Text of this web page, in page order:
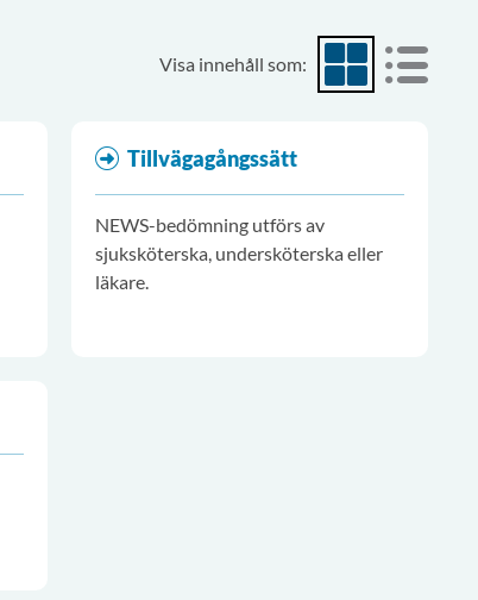
Visa innehåll som: Visa som rutnät
Visa
Tillvägagångssätt
NEWS-bedömning utförs av
sjuksköterska, undersköterska eller
läkare.